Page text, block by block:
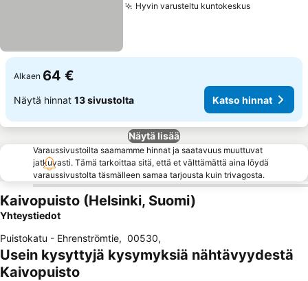
Hyvin varusteltu kuntokeskus
Alkaen 64 €
Näytä hinnat 13 sivustolta Katso hinnat
Näytä lisää
Varaussivustoilta saamamme hinnat ja saatavuus muuttuvat
jatkuvasti. Tämä tarkoittaa sitä, että et välttämättä aina löydä
varaussivustolta täsmälleen samaa tarjousta kuin trivagosta.
Kaivopuisto (Helsinki, Suomi)
Yhteystiedot
Puistokatu - Ehrenströmtie, 00530,
Usein kysyttyjä kysymyksiä nähtävyydestä
Kaivopuisto